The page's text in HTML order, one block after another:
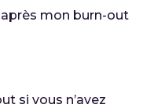
mon burn-out
si vous n’avez